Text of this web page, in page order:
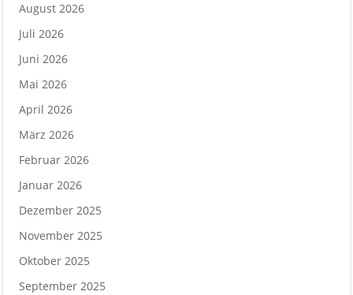
August 2026
Juli 2026
Juni 2026
Mai 2026
April 2026
März 2026
Februar 2026
Januar 2026
Dezember 2025
November 2025
Oktober 2025
September 2025